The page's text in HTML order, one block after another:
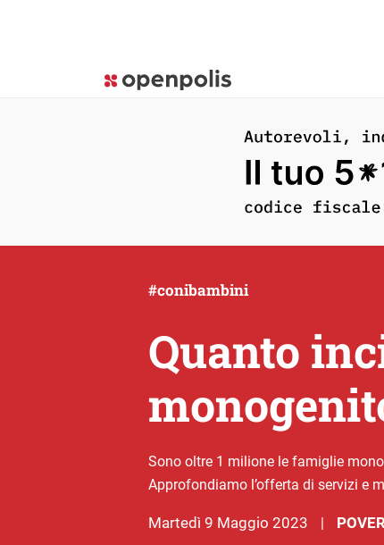
Quanto
#conibambini
Sono oltre 1 milione le famiglie
Approfondiamo l’offerta di servizi e
martedì 9 Maggio 2023 |